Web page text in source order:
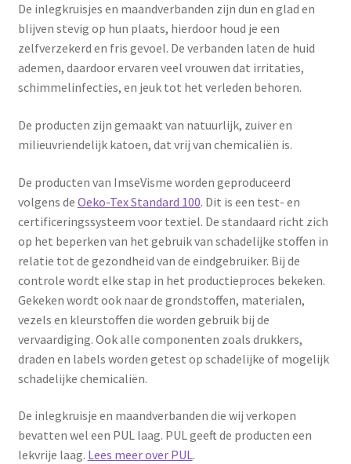
De inlegkruisjes en maandverbanden zijn dun en glad en
blijven stevig op hun plaats, hierdoor houd je een
zelfverzekerd en fris gevoel. De verbanden laten de huid
ademen, daardoor ervaren veel vrouwen dat irritaties,
schimmelinfecties, en jeuk tot het verleden behoren.
De producten zijn gemaakt van natuurlijk, zuiver en
milieuvriendelijk katoen, dat vrij van chemicaliën is.
De producten van ImseVisme worden geproduceerd
volgens de Oeko-Tex Standard 100. Dit is een test- en
certificeringssysteem voor textiel. De standaard richt zich
op het beperken van het gebruik van schadelijke stoffen in
relatie tot de gezondheid van de eindgebruiker. Bij de
controle wordt elke stap in het productieproces bekeken.
Gekeken wordt ook naar de grondstoffen, materialen,
vezels en kleurstoffen die worden gebruik bij de
vervaardiging. Ook alle componenten zoals drukkers,
draden en labels worden getest op schadelijke of mogelijk
schadelijke chemicaliën.
De inlegkruisje en maandverbanden die wij verkopen
bevatten wel een PUL laag. PUL geeft de producten een
lekvrije laag. Lees meer over PUL.